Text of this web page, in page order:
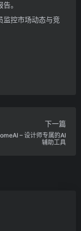
。
监控市场动态与竞
下一篇
– 设计师专属的AI
辅助工具